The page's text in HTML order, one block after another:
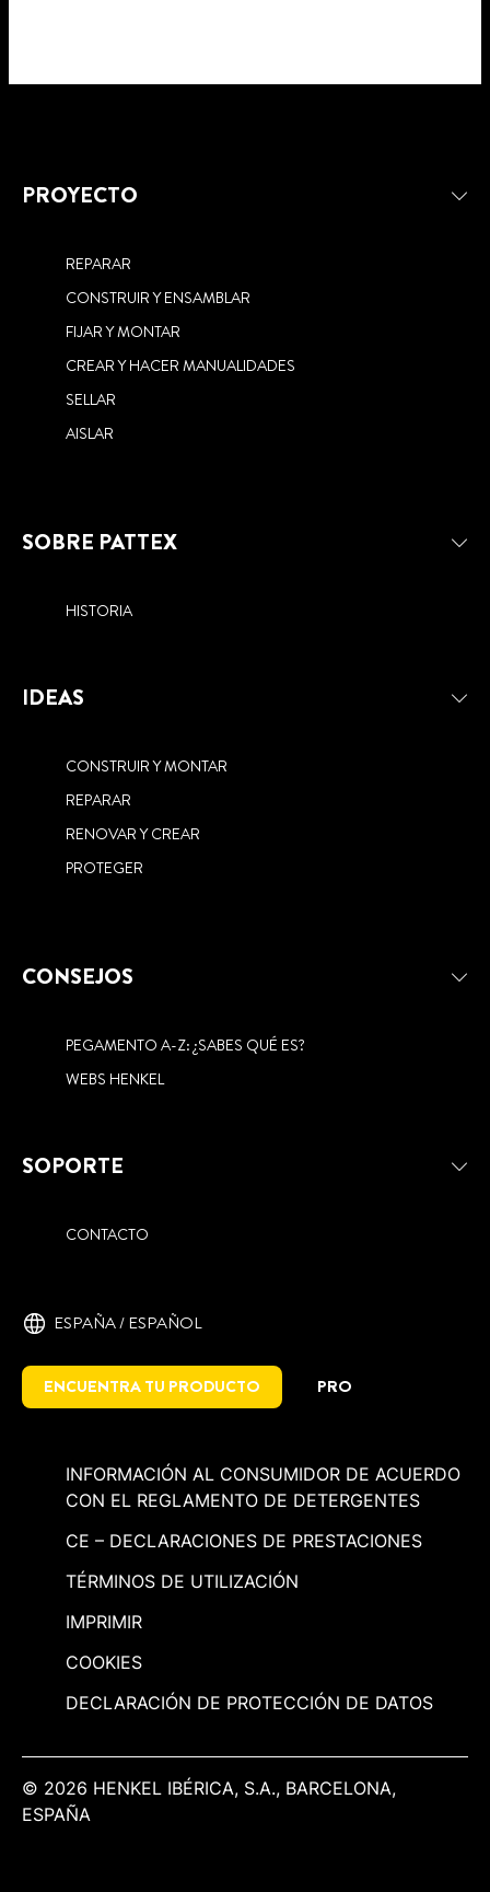
PROYECTO
REPARAR
CONSTRUIR Y ENSAMBLAR
FIJAR Y MONTAR
CREAR Y HACER MANUALIDADES
SELLAR
AISLAR
SOBRE PATTEX
HISTORIA
IDEAS
CONSTRUIR Y MONTAR
REPARAR
RENOVAR Y CREAR
PROTEGER
CONSEJOS
PEGAMENTO A-Z: ¿SABES QUÉ ES?
WEBS HENKEL
SOPORTE
CONTACTO
ESPAÑA / ESPAÑOL
ENCUENTRA TU PRODUCTO PRO
INFORMACIÓN AL CONSUMIDOR DE ACUERDO
CON EL REGLAMENTO DE DETERGENTES
CE – DECLARACIONES DE PRESTACIONES
TÉRMINOS DE UTILIZACIÓN
IMPRIMIR
COOKIES
DECLARACIÓN DE PROTECCIÓN DE DATOS
© 2026 HENKEL IBÉRICA, S.A., BARCELONA,
ESPAÑA